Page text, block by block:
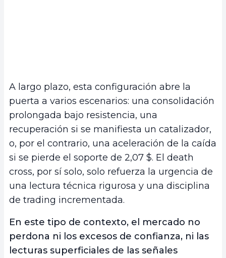
A largo plazo, esta configuración abre la
puerta a varios escenarios: una consolidación
prolongada bajo resistencia, una
recuperación si se manifiesta un catalizador,
o, por el contrario, una aceleración de la caída
si se pierde el soporte de 2,07 $. El death
cross, por sí solo, solo refuerza la urgencia de
una lectura técnica rigurosa y una disciplina
de trading incrementada.
En este tipo de contexto, el mercado no
perdona ni los excesos de confianza, ni las
lecturas superficiales de las señales